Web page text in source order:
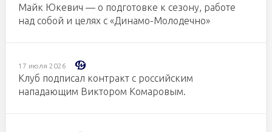
Майк Юкевич — о подготовке к сезону, работе
над собой и целях с «Динамо-Молодечно»
17 июля 2026
Клуб подписал контракт с российским
нападающим Виктором Комаровым.